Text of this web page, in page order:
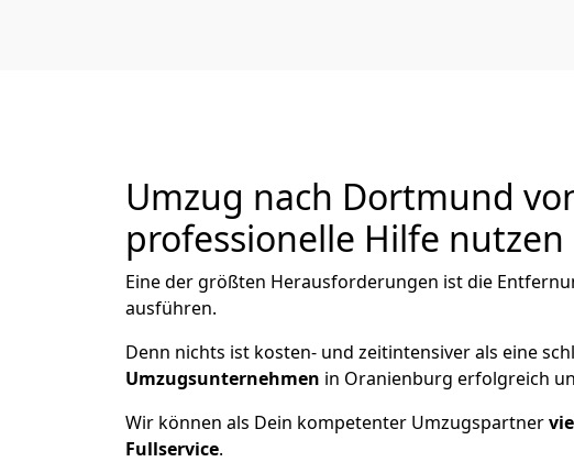
Umzug nach Dortmund
professionelle Hilfe nutzen
Eine der größten Herausforderungen ist die
ausführen.
Denn nichts ist kosten- und zeitintensiver als eine
Umzugsunternehmen in Oranienburg erfolgreich
Wir können als Dein kompetenter Umzugspartner
Fullservice.